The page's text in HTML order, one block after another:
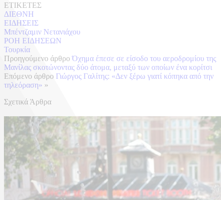
ΕΤΙΚΕΤΕΣ
ΔΙΕΘΝΗ
ΕΙΔΗΣΕΙΣ
Μπέντζαμιν Νετανιάχου
ΡΟΗ ΕΙΔΗΣΕΩΝ
Τουρκία
Προηγούμενο άρθρο Όχημα έπεσε σε είσοδο του αεροδρομίου της
Μανίλας σκοτώνοντας δύο άτομα, μεταξύ των οποίων ένα κορίτσι
Επόμενο άρθρο Γιώργος Γαλίτης: «Δεν ξέρω γιατί κόπηκα από την
τηλεόραση» »
Σχετικά Άρθρα